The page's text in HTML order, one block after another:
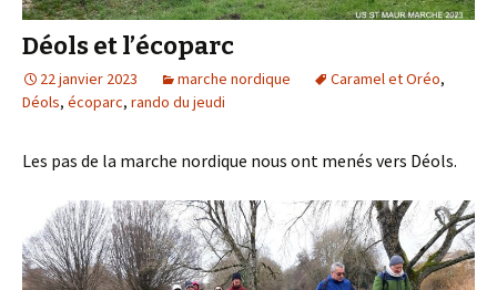
Déols et l’écoparc
22 janvier 2023 marche nordique Caramel et Oréo,
Déols, écoparc, rando du jeudi
Les pas de la marche nordique nous ont menés vers Déols.